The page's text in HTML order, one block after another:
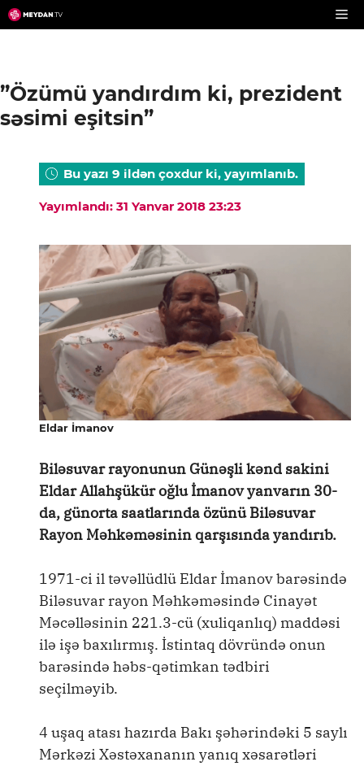
Skip
to
”Özümü yandırdım ki, prezident
səsimi eşitsin”
Bu yazı 9 ildən çoxdur ki, yayımlanıb.
Yayımlandı: 31 Yanvar 2018 23:23
Eldar İmanov
Biləsuvar rayonunun Günəşli kənd sakini
Eldar Allahşükür oğlu İmanov yanvarın 30-
da, günorta saatlarında özünü Biləsuvar
Rayon Məhkəməsinin qarşısında yandırıb.
1971-ci il təvəllüdlü Eldar İmanov barəsində
Biləsuvar rayon Məhkəməsində Cinayət
Məcəlləsinin 221.3-cü (xuliqanlıq) maddəsi
ilə işə baxılırmış. İstintaq dövründə onun
barəsində həbs-qətimkan tədbiri
seçilməyib.
4 uşaq atası hazırda Bakı şəhərindəki 5 saylı
Mərkəzi Xəstəxananın yanıq xəsarətləri